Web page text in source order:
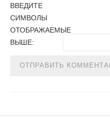
ВВЕДИТЕ
СИМВОЛЫ
ОТОБРАЖАЕМЫЕ
ВЫШЕ: